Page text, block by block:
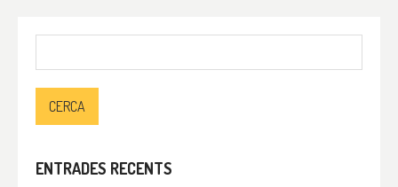
ENTRADES RECENTS